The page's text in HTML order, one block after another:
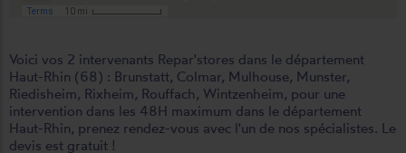
Voici vos 2 intervenants Repar'stores dans le département
Haut-Rhin (68) : Brunstatt, Colmar, Mulhouse, Munster,
Riedisheim, Rixheim, Rouffach , Wintzenheim, pour une
intervention dans les 48H maximum dans le département
Haut-Rhin, prenez rendez-vous avec l'un de nos spécialistes. Le
devis est gratuit !